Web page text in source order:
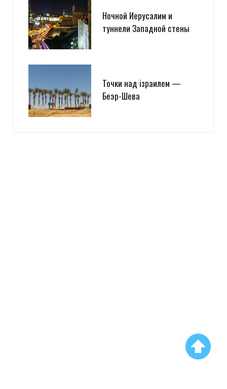
Ночной Иерусалим и
туннели Западной стены
Точки над iзраилем —
Беэр-Шева